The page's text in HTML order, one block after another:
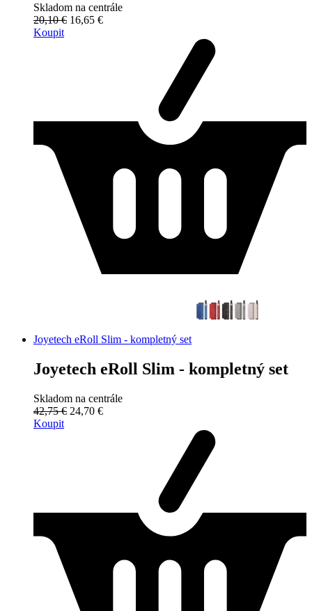
Skladom na centrále
20,10 € 16,65 €
Koupit
Joyetech eRoll Slim - kompletný set
Joyetech eRoll Slim - kompletný set
Skladom na centrále
42,75 € 24,70 €
Koupit